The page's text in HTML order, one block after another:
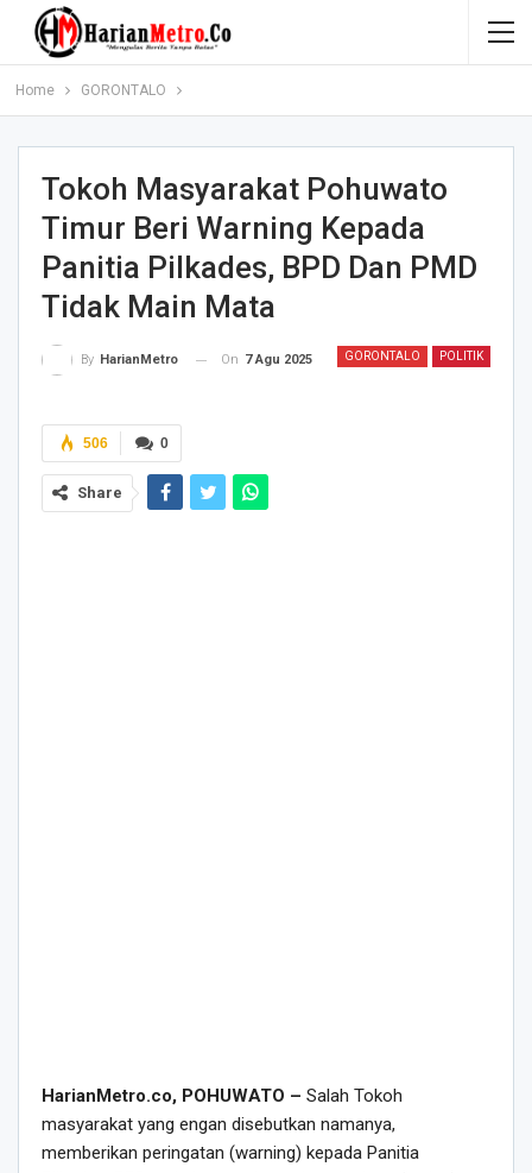
Home GORONTALO
Tokoh Masyarakat Pohuwato
Timur Beri Warning Kepada
Panitia Pilkades, BPD Dan PMD
Tidak Main Mata
GORONTALO POLITIK
By HarianMetro On 7 Agu 2025
0
506
Share
HarianMetro.co, POHUWATO – Salah Tokoh
masyarakat yang engan disebutkan namanya,
memberikan peringatan (warning) kepada Panitia